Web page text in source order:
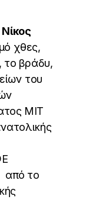
Νίκος
χθες,
το βράδυ,
του
MIT
από το